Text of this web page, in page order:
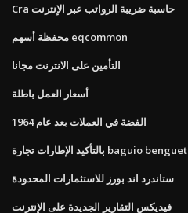
Cra حاسبة ضريبة الرواتب عبر الإنترنت
محفظة أسهم eqcommon
التأمين على الانترنت مجانا
أسعار العمل باطلة
الفضة في العملات بعد عام 1964
بالتأكيد الإطارات تجارة baguio benguet
ستاندرد اند بورز للاستثمارات المحدودة
فيديكس التقارير الجديدة على الإنترنت